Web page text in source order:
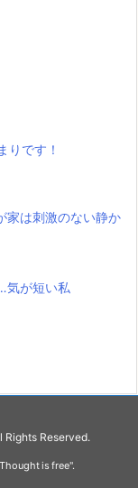
りです！
家は刺激のない静か
気が短い私
Rights Reserved.
Thought is free".